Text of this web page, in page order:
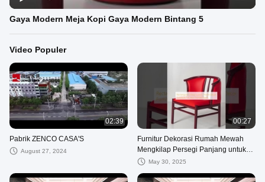
Gaya Modern Meja Kopi Gaya Modern Bintang 5
Video Populer
02:39
Pabrik ZENCO CASA'S
August 27, 2024
00:27
Furnitur Dekorasi Rumah Mewah
Mengkilap Persegi Panjang untuk
Rumah/Hotel Anda
May 30, 2025